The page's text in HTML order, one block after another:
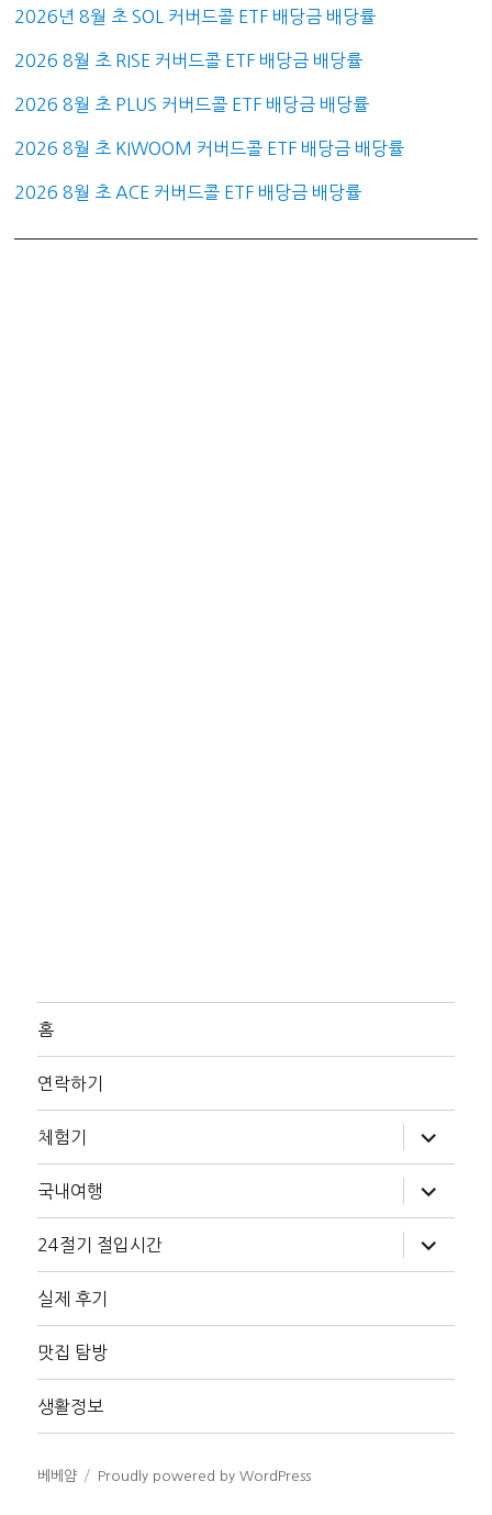
2026년 8월 초 SOL 커버드콜 ETF 배당금 배당률
2026 8월 초 RISE 커버드콜 ETF 배당금 배당률
2026 8월 초 PLUS 커버드콜 ETF 배당금 배당률
2026 8월 초 KIWOOM 커버드콜 ETF 배당금 배당률
2026 8월 초 ACE 커버드콜 ETF 배당금 배당률
홈
연락하기
체험기
위
메
확
장
국내여행
위
메
확
장
24절기 절입시간
위
메
장
실제 후기
맛집 탐방
생활정보
베베얌 Proudly powered by WordPress